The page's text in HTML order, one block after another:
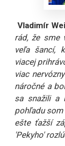
Vladimír
rád, že sme
veľa šancí,
viacej
viac
náročné a
sa snažili a
pohľadu
ešte ťažší
'Pekyho'